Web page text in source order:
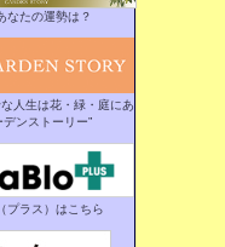
なたの運勢は？
人生は花・緑・庭にあ
デンストーリー”
プラス）はこちら